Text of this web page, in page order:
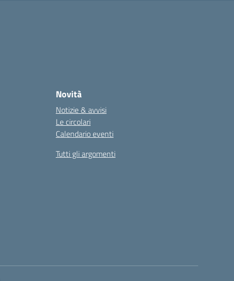
Novità
Notizie & avvisi
Le circolari
Calendario eventi
Tutti gli argomenti